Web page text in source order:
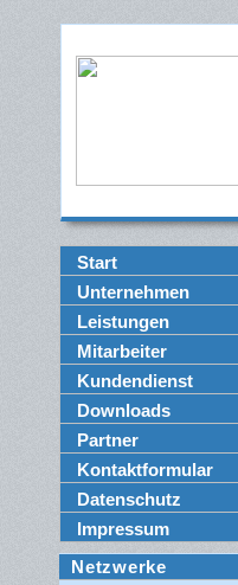
Start
Unternehmen
Leistungen
Mitarbeiter
Kundendienst
Downloads
Partner
Kontaktformular
Datenschutz
Impressum
Netzwerke